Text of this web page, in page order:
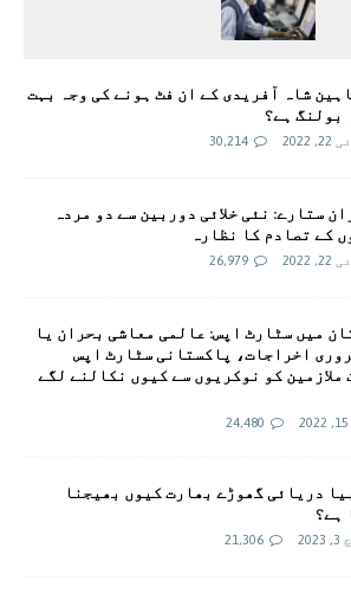
شاہ آفریدی کے ان فٹ ہونے کی وجہ بہت
بولنگ ہے؟
30,214
ستارے: نئی خلائی دوربین سے دو مردہ
کے تصادم کا نظارہ
26,979
میں سٹارٹ اپس: عالمی معاشی بحران یا
اخراجات، پاکستانی سٹارٹ اپس
ملازمین کو نوکریوں سے کیوں نکالنے لگے
24,480
دریائی گھوڑے بھارت کیوں بھیجنا
ہے؟
21,306